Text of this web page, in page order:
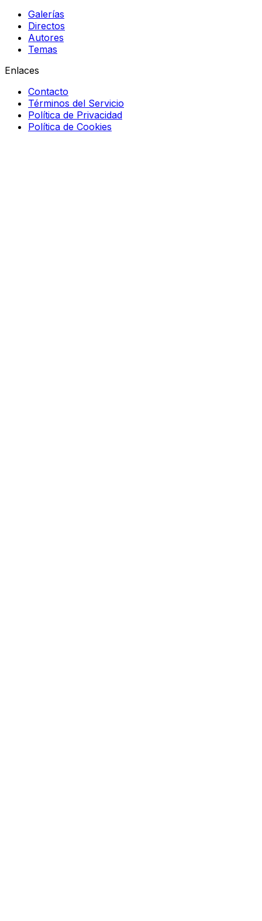
Galerías
Directos
Autores
Temas
Enlaces
Contacto
Términos del Servicio
Política de Privacidad
Política de Cookies